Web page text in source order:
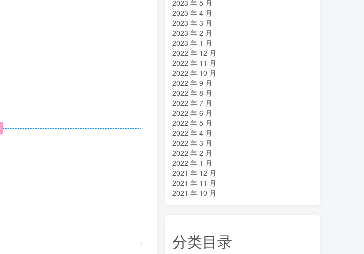
2023 年 5 月
2023 年 4 月
2023 年 3 月
2023 年 2 月
2023 年 1 月
2022 年 12 月
2022 年 11 月
2022 年 10 月
2022 年 9 月
2022 年 8 月
2022 年 7 月
2022 年 6 月
2022 年 5 月
2022 年 4 月
2022 年 3 月
2022 年 2 月
2022 年 1 月
2021 年 12 月
2021 年 11 月
2021 年 10 月
分类目录